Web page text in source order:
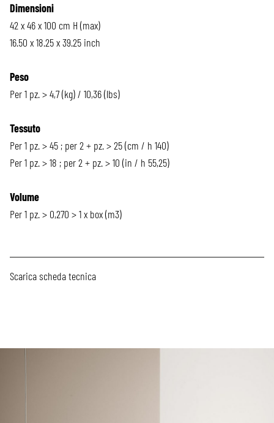
Dimensioni
42 x 46 x 100 cm H (max)
16.50 x 18.25 x 39.25 inch
Peso
Per 1 pz. > 4,7 (kg) / 10,36 (lbs)
Tessuto
Per 1 pz. > 45 ; per 2 + pz. > 25 (cm / h 140)
Per 1 pz. > 18 ; per 2 + pz. > 10 (in / h 55,25)
Volume
Per 1 pz. > 0,270 > 1 x box (m3)
Scarica scheda tecnica